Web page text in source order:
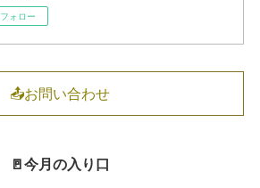
フォロー
📤お問い合わせ
🚪今月の入り口